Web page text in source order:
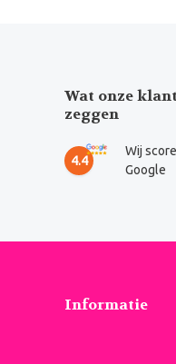
Wat onze
zeggen
4.4
Wij
Google
Informatie